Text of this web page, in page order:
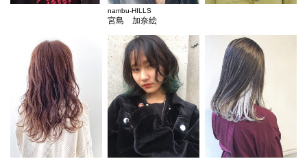
nambu-HILLS
宮島 加奈絵